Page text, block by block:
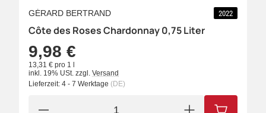
GÉRARD BERTRAND 2022
Côte des Roses Chardonnay 0,75 Liter
9,98 €
13,31 € pro 1 l
inkl. 19% USt. zzgl. Versand
Lieferzeit: 4 - 7 Werktage (DE)